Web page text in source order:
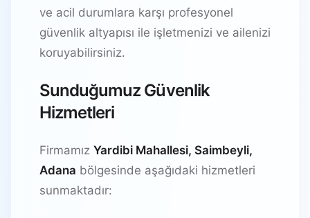
ve acil durumlara karşı profesyonel
güvenlik altyapısı ile işletmenizi ve ailenizi
koruyabilirsiniz.
Sunduğumuz Güvenlik
Hizmetleri
Firmamız Yardibi Mahallesi, Saimbeyli,
Adana bölgesinde aşağıdaki hizmetleri
sunmaktadır: